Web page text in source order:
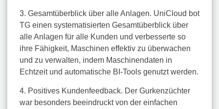
3. Gesamtüberblick über alle Anlagen. UniCloud bot
TG einen systematisierten Gesamtüberblick über
alle Anlagen für alle Kunden und verbesserte so
ihre Fähigkeit, Maschinen effektiv zu überwachen
und zu verwalten, indem Maschinendaten in
Echtzeit und automatische BI-Tools genutzt werden.
4. Positives Kundenfeedback. Der Gurkenzüchter
war besonders beeindruckt von der einfachen